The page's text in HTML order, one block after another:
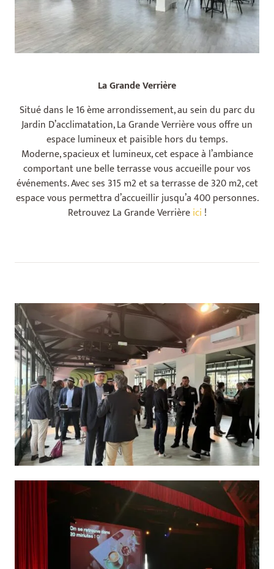
La Grande Verrière
Situé dans le 16 ème arrondissement, au sein du parc du
Jardin D’acclimatation, La Grande Verrière vous offre un
espace lumineux et paisible hors du temps.
Moderne, spacieux et lumineux, cet espace à l’ambiance
comportant une belle terrasse vous accueille pour vos
événements. Avec ses 315 m2 et sa terrasse de 320 m2, cet
espace vous permettra d’accueillir jusqu’a 400 personnes.
Retrouvez La Grande Verrièreici !